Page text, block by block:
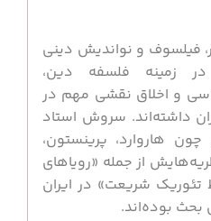
فیلسوف و نواندیش دینی
زمینه فلسفه دین،
و اخلاق نقشی مهم در
داشته‌اند. سروش استاد
هاروارد، پرینستون،
از جمله «رویاهای
شریعت» در ایران
بحث بوده‌اند.